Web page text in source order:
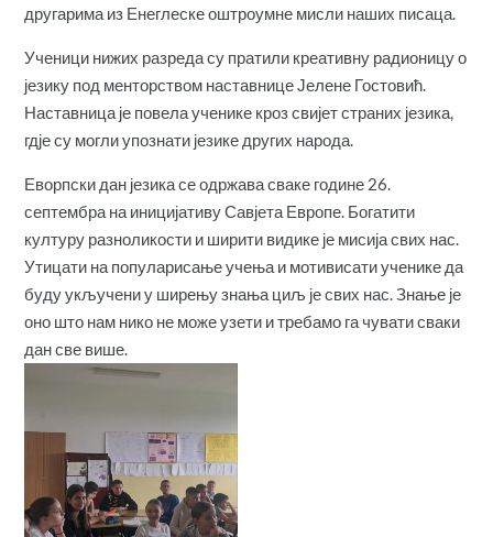
другарима из Енеглеске оштроумне мисли наших писаца.
Ученици нижих разреда су пратили креативну радионицу о
језику под менторством наставнице Јелене Гостовић.
Наставница је повела ученике кроз свијет страних језика,
гдје су могли упознати језике других народа.
Еворпски дан језика се одржава сваке године 26.
септембра на иницијативу Савјета Европе. Богатити
културу разноликости и ширити видике је мисија свих нас.
Утицати на популарисање учења и мотивисати ученике да
буду укључени у ширењу знања циљ је свих нас. Знање је
оно што нам нико не може узети и требамо га чувати сваки
дан све више.